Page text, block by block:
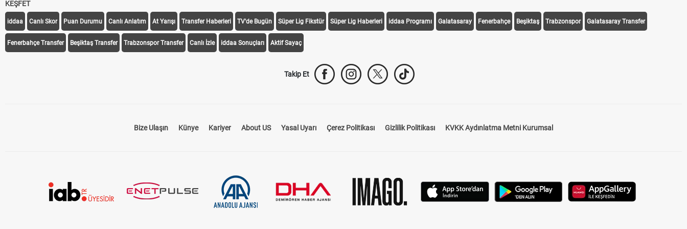
KEŞFET
iddaa Canlı Skor Puan Durumu Canlı Anlatım At Yarışı Transfer Haberleri TV'de Bugün Süper Lig Fikstür Süper Lig Haberleri iddaa Programı Galatasaray Fenerbahçe Beşiktaş Trabzonspor Galatasaray Transfer
Fenerbahçe Transfer Beşiktaş Transfer Trabzonspor Transfer Canlı İzle iddaa Sonuçları Aktif Sayaç
Takip Et
Bize Ulaşın Künye Kariyer About US Yasal Uyarı Çerez Politikası Gizlilik Politikası KVKK Aydınlatma Metni Kurumsal